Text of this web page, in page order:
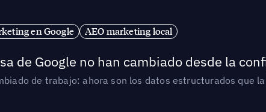
en Google AEO marketing local
de Google no han cambiado desde la
de trabajo: ahora son los datos estructurados que